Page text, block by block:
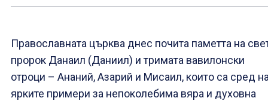
Православната църква днес почита паметта на
пророк Данаил (Даниил) и тримата вавилонски
отроци – Ананий, Азарий и Мисаил, които са сред
ярките примери за непоколебима вяра и духовна